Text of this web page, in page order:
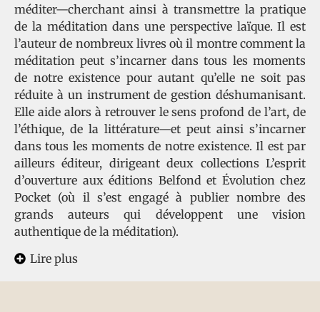
méditer—cherchant ainsi à transmettre la pratique
de la méditation dans une perspective laïque. Il est
l’auteur de nombreux livres où il montre comment la
méditation peut s’incarner dans tous les moments
de notre existence pour autant qu’elle ne soit pas
réduite à un instrument de gestion déshumanisant.
Elle aide alors à retrouver le sens profond de l’art, de
l’éthique, de la littérature—et peut ainsi s’incarner
dans tous les moments de notre existence. Il est par
ailleurs éditeur, dirigeant deux collections L’esprit
d’ouverture aux éditions Belfond et Évolution chez
Pocket (où il s’est engagé à publier nombre des
grands auteurs qui développent une vision
authentique de la méditation).
Lire plus